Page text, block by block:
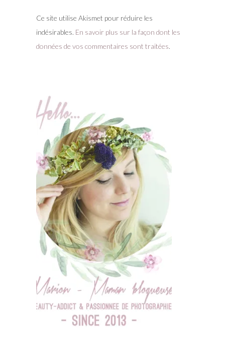
Ce site utilise Akismet pour réduire les
indésirables. En savoir plus sur la façon dont les
données de vos commentaires sont traitées.